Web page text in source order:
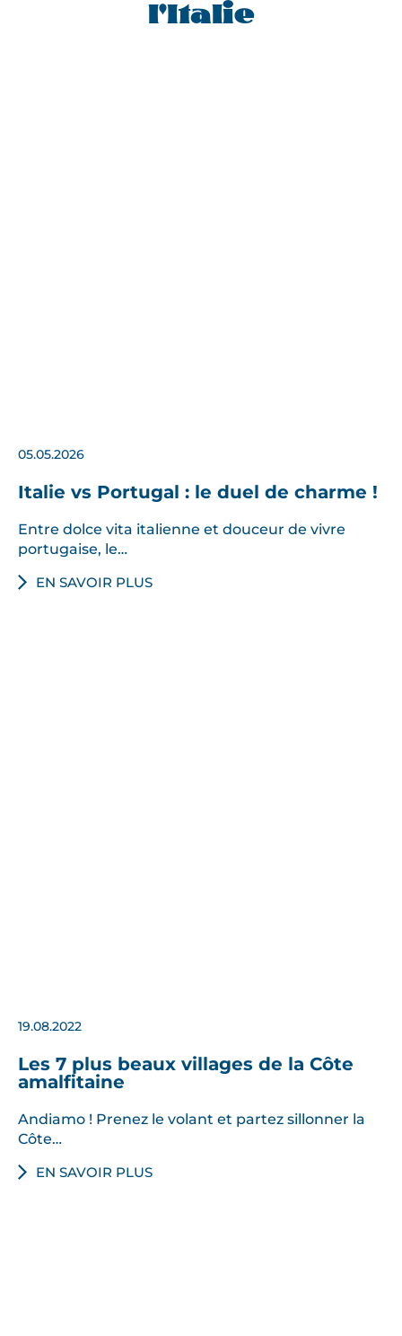
l'Italie
05.05.2026
Italie vs Portugal : le duel de charme !
Entre dolce vita italienne et douceur de vivre
portugaise, le…
EN SAVOIR PLUS
19.08.2022
Les 7 plus beaux villages de la Côte
amalfitaine
Andiamo ! Prenez le volant et partez sillonner la
Côte…
EN SAVOIR PLUS